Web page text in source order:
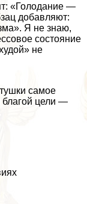
«Голодание —
добавляют:
Я не знаю,
состояние
не
самое
благой цели —